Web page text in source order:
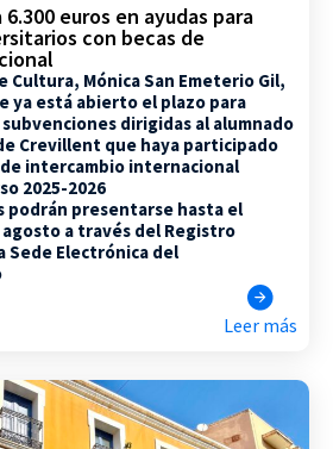
euros en ayudas para
con becas de
Cultura, Mónica San Emeterio Gil,
ya está abierto el plazo para
dirigidas al alumnado
Crevillent que haya participado
intercambio internacional
2025-2026
podrán presentarse hasta el
a través del Registro
Sede Electrónica del
Leer más